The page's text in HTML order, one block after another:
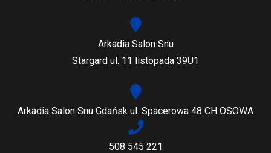
Arkadia Salon Snu
Stargard ul. 11 listopada 39U1
Arkadia Salon Snu Gdańsk ul. Spacerowa 48 CH OSOWA
508 545 221